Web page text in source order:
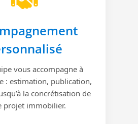
vous accompagne à
: estimation, publication,
la concrétisation de
projet immobilier.